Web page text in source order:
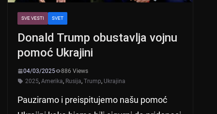
SVE VESTI SVET
Donald Trump obustavlja vojnu
pomoć Ukrajini
04/03/2025
886 Views
2025, Amerika, Rusija, Trump, Ukrajina
Pauziramo i preispitujemo našu pomoć